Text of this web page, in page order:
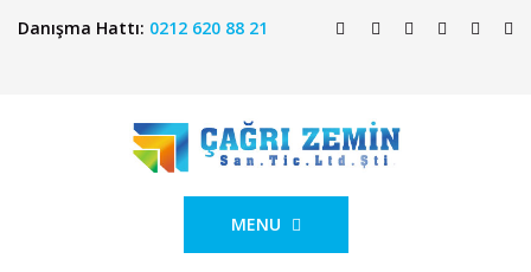
Danışma Hattı: 0212 620 88 21
MENU